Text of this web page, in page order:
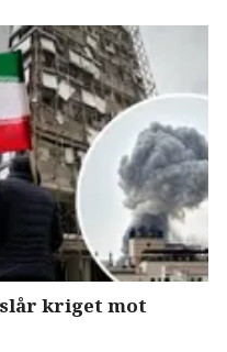
kriget mot